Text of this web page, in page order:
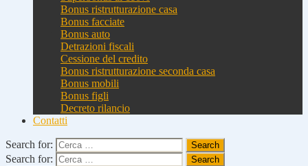
Bonus ristrutturazione casa
Bonus facciate
Bonus auto
Detrazioni fiscali
Cessione del credito
Bonus ristrutturazione seconda casa
Bonus mobili
Bonus figli
Decreto rilancio
Contatti
Search for:
Search for: